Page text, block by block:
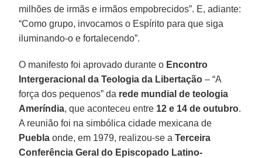
milhões de irmãs e irmãos empobrecidos”. E, adiante:
“Como grupo, invocamos o Espírito para que siga
iluminando-o e fortalecendo”.
O manifesto foi aprovado durante o Encontro
Intergeracional da Teologia da Libertação – “A
força dos pequenos” da rede mundial de teologia
Ameríndia, que aconteceu entre 12 e 14 de outubro.
A reunião foi na simbólica cidade mexicana de
Puebla onde, em 1979, realizou-se aTerceira
Conferência Geral do Episcopado Latino-